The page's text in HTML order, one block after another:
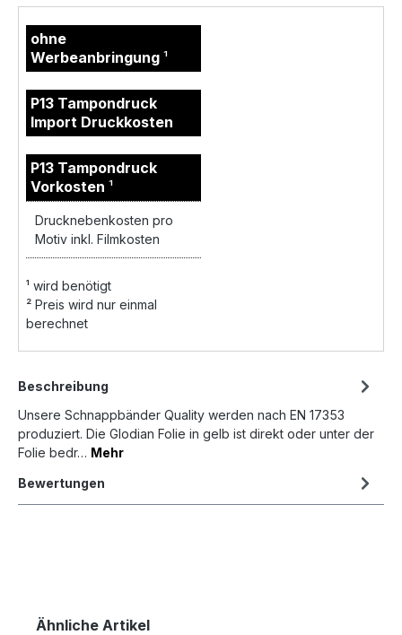
ohne
Werbeanbringung¹
P13 Tampondruck
Import Druckkosten
P13 Tampondruck
Vorkosten¹
Drucknebenkosten pro
Motiv inkl. Filmkosten
¹ wird benötigt
² Preis wird nur einmal
berechnet
Beschreibung
Unsere Schnappbänder Quality werden nach EN 17353
produziert. Die Glodian Folie in gelb ist direkt oder unter der
Folie bedr… Mehr
Bewertungen
Ähnliche Artikel